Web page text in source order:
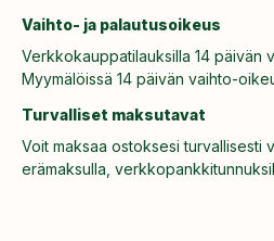
Vaihto- ja palautusoikeus
Verkkokauppatilauksilla 14 päivän
Myymälöissä 14 päivän vaihto-
Turvalliset maksutavat
Voit maksaa ostoksesi turvallisesti
erämaksulla,